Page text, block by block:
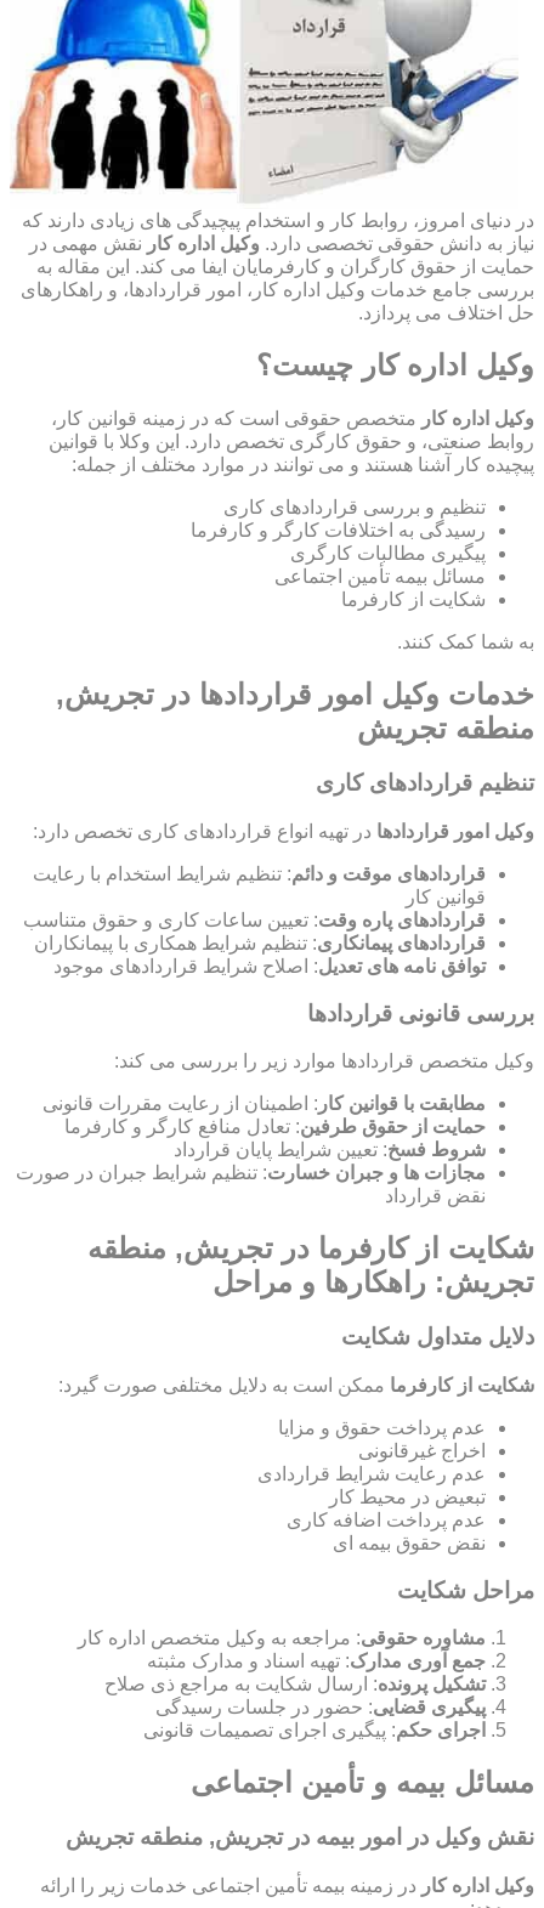
در دنیای امروز، روابط کار و استخدام پیچیدگی های زیادی دارند که
نیاز به دانش حقوقی تخصصی دارد. وکیل اداره کار نقش مهمی در
حمایت از حقوق کارگران و کارفرمایان ایفا می کند. این مقاله به
بررسی جامع خدمات وکیل اداره کار، امور قراردادها، و راهکارهای
حل اختلاف می پردازد.
وکیل اداره کار چیست؟
وکیل اداره کار متخصص حقوقی است که در زمینه قوانین کار،
روابط صنعتی، و حقوق کارگری تخصص دارد. این وکلا با قوانین
پیچیده کار آشنا هستند و می توانند در موارد مختلف از جمله:
تنظیم و بررسی قراردادهای کاری
رسیدگی به اختلافات کارگر و کارفرما
پیگیری مطالبات کارگری
مسائل بیمه تأمین اجتماعی
شکایت از کارفرما
به شما کمک کنند.
خدمات وکیل امور قراردادها در تجریش,
منطقه تجریش
تنظیم قراردادهای کاری
وکیل امور قراردادها در تهیه انواع قراردادهای کاری تخصص دارد:
قراردادهای موقت و دائم: تنظیم شرایط استخدام با رعایت
قوانین کار
قراردادهای پاره وقت: تعیین ساعات کاری و حقوق متناسب
قراردادهای پیمانکاری: تنظیم شرایط همکاری با پیمانکاران
توافق نامه های تعدیل: اصلاح شرایط قراردادهای موجود
بررسی قانونی قراردادها
وکیل متخصص قراردادها موارد زیر را بررسی می کند:
مطابقت با قوانین کار : اطمینان از رعایت مقررات قانونی
حمایت از حقوق طرفین: تعادل منافع کارگر و کارفرما
شروط فسخ: تعیین شرایط پایان قرارداد
مجازات ها و جبران خسارت: تنظیم شرایط جبران در صورت
نقض قرارداد
شکایت از کارفرما در تجریش, منطقه
تجریش: راهکارها و مراحل
دلایل متداول شکایت
شکایت از کارفرما ممکن است به دلایل مختلفی صورت گیرد:
عدم پرداخت حقوق و مزایا
اخراج غیرقانونی
عدم رعایت شرایط قراردادی
تبعیض در محیط کار
عدم پرداخت اضافه کاری
نقض حقوق بیمه ای
مراحل شکایت
مشاوره حقوقی: مراجعه به وکیل متخصص اداره کار
جمع آوری مدارک: تهیه اسناد و مدارک مثبته
تشکیل پرونده: ارسال شکایت به مراجع ذی صلاح
پیگیری قضایی: حضور در جلسات رسیدگی
اجرای حکم: پیگیری اجرای تصمیمات قانونی
مسائل بیمه و تأمین اجتماعی
نقش وکیل در امور بیمه در تجریش, منطقه تجریش
وکیل اداره کار در زمینه بیمه تأمین اجتماعی خدمات زیر را ارائه